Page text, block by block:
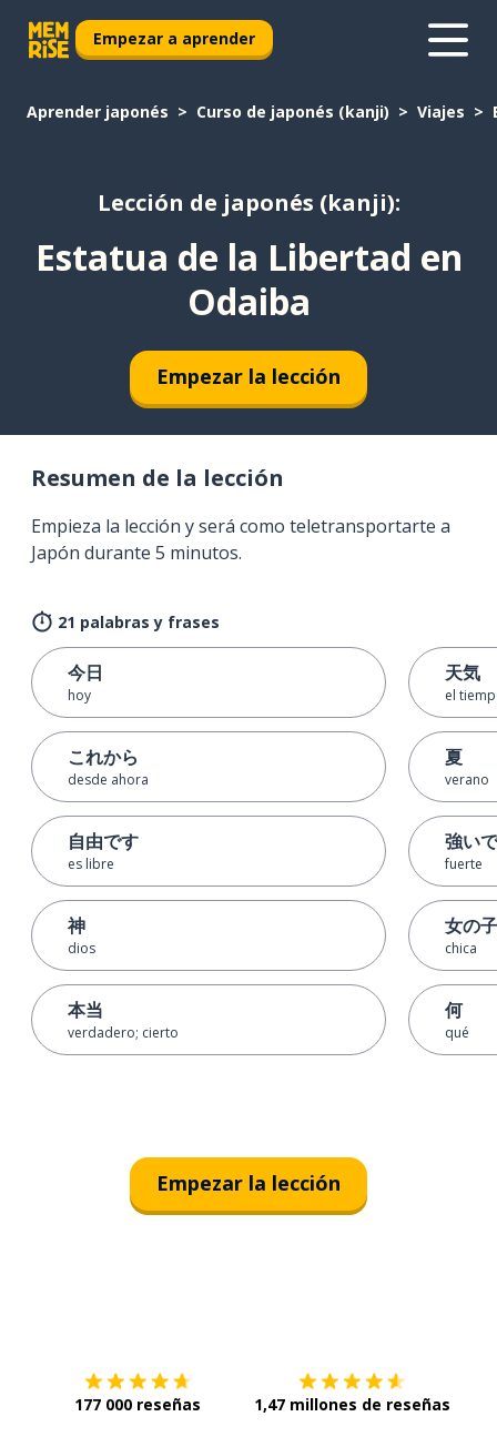
Empezar a aprender
Aprender japonés Curso de japonés (kanji) Viajes
Lección de japonés (kanji):
Estatua de la Libertad en
Odaiba
Empezar la lección
Resumen de la lección
Empieza la lección y será como teletransportarte a
Japón durante 5 minutos.
21 palabras y frases
今日
hoy
これから
desde ahora
自由です
es libre
神
dios
本当
verdadero; cierto
天気
el
夏
verano
強い
fuerte
女の子
chica
何
qué
Empezar la lección
177 000 reseñas 1,47 millones de reseñas